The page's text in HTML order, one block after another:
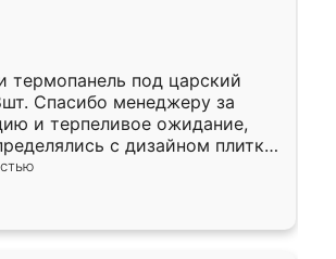
термопанель под царский
Спасибо менеджеру за
и терпеливое ожидание,
с дизайном плитки.
в срок, спасибо
наличкой 50%. Накануне с
о доставке в